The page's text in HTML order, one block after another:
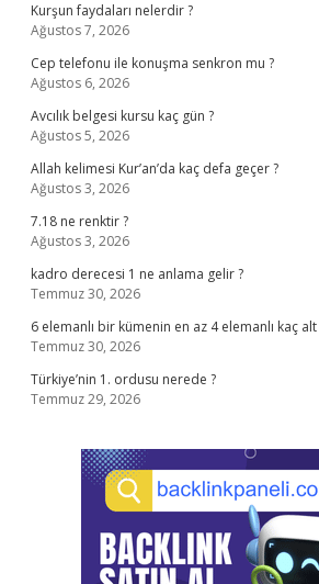
Kurşun faydaları nelerdir ?
Ağustos 7, 2026
Cep telefonu ile konuşma senkron mu ?
Ağustos 6, 2026
Avcılık belgesi kursu kaç gün ?
Ağustos 5, 2026
Allah kelimesi Kur’an’da kaç defa geçer ?
Ağustos 3, 2026
7.18 ne renktir ?
Ağustos 3, 2026
kadro derecesi 1 ne anlama gelir ?
Temmuz 30, 2026
6 elemanlı bir kümenin en az 4 elemanlı kaç
Temmuz 30, 2026
Türkiye’nin 1. ordusu nerede ?
Temmuz 29, 2026